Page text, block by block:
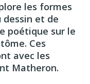
les formes
dessin et de
poétique sur le
Ces
avec les
Matheron.